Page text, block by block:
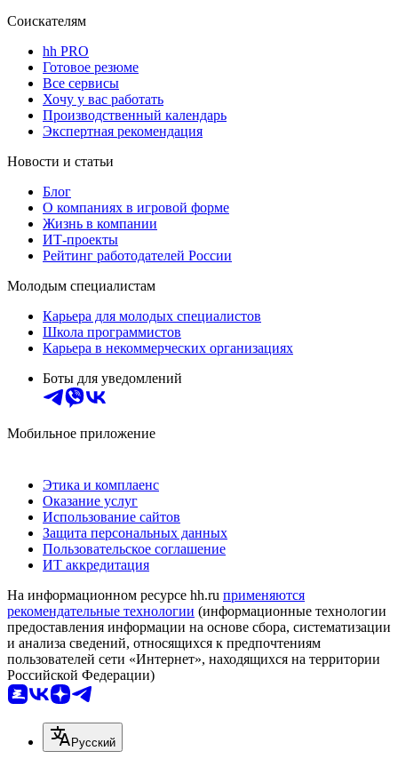
Соискателям
hh PRO
Готовое резюме
Все сервисы
Хочу у вас работать
Производственный календарь
Экспертная рекомендация
Новости и статьи
Блог
О компаниях в игровой форме
Жизнь в компании
ИТ-проекты
Рейтинг работодателей России
Молодым специалистам
Карьера для молодых специалистов
Школа программистов
Карьера в некоммерческих организациях
Боты для уведомлений
Мобильное приложение
Этика и комплаенс
Оказание услуг
Использование сайтов
Защита персональных данных
Пользовательское соглашение
ИТ аккредитация
На информационном ресурсе hh.ru применяются
рекомендательные технологии (информационные технологии
предоставления информации на основе сбора, систематизации
и анализа сведений, относящихся к предпочтениям
пользователей сети «Интернет», находящихся на территории
Российской Федерации)
Русский